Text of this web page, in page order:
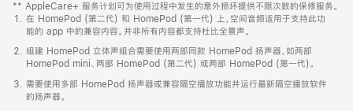
窗
口
中
打
开)
** AppleCare+ 服务计划可为使用过程中发生的意外损坏提供不限次数的保修服务。
在 HomePod (第二代) 和 HomePod (第一代) 上，空间音频适用于支持此功
能的 app 中的兼容内容。并非所有内容都支持杜比全景声。
组建 HomePod 立体声组合需要使用两部同款 HomePod 扬声器，如两部
HomePod mini、两部 HomePod (第二代) 或两部 HomePod (第一代)。
需要使用多部 HomePod 扬声器或兼容隔空播放功能并运行最新隔空播放软件
的扬声器。